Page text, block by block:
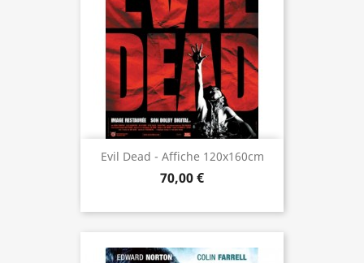
Evil Dead - Affiche 120x160cm
70,00 €